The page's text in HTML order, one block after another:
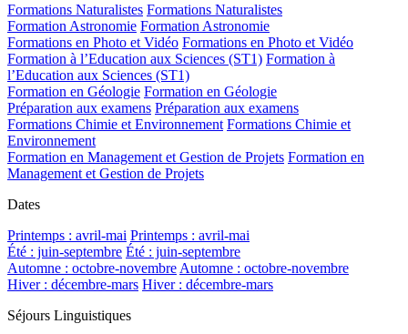
Formations Naturalistes Formations Naturalistes
Formation Astronomie Formation Astronomie
Formations en Photo et Vidéo Formations en Photo et Vidéo
Formation à l’Education aux Sciences (ST1) Formation à
l’Education aux Sciences (ST1)
Formation en Géologie Formation en Géologie
Préparation aux examens Préparation aux examens
Formations Chimie et Environnement Formations Chimie et
Environnement
Formation en Management et Gestion de Projets Formation en
Management et Gestion de Projets
Dates
Printemps : avril-mai Printemps : avril-mai
Été : juin-septembre Été : juin-septembre
Automne : octobre-novembre Automne : octobre-novembre
Hiver : décembre-mars Hiver : décembre-mars
Séjours Linguistiques